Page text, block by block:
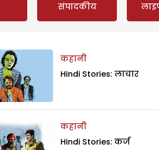
संपादकीय
कहानी
Hindi Stories: लाचार
कहानी
Hindi Stories: कर्ज